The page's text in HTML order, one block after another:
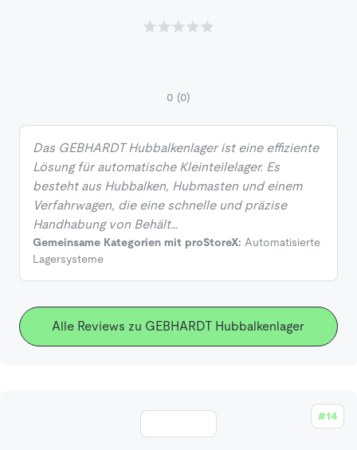
0 (0)
Das GEBHARDT Hubbalkenlager ist eine effiziente
Lösung für automatische Kleinteilelager. Es
besteht aus Hubbalken, Hubmasten und einem
Verfahrwagen, die eine schnelle und präzise
Handhabung von Behält…
Gemeinsame Kategorien mit proStoreX: Automatisierte
Lagersysteme
Alle Reviews zu GEBHARDT Hubbalkenlager
#14